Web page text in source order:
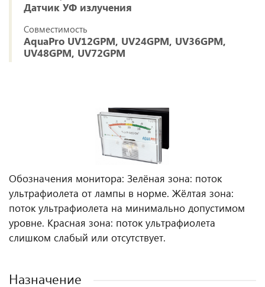
Датчик УФ излучения
Совместимость
AquaPro UV12GPM, UV24GPM, UV36GPM,
UV48GPM, UV72GPM
Обозначения монитора: Зелёная зона: поток
ультрафиолета от лампы в норме. Жёлтая зона:
поток ультрафиолета на минимально допустимом
уровне. Красная зона: поток ультрафиолета
слишком слабый или отсутствует.
Назначение